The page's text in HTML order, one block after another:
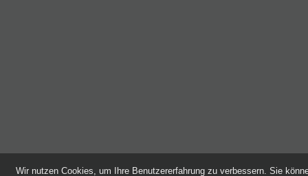
Wir nutzen Cookies, um Ihre Benutzererfahrung zu verbessern. Sie